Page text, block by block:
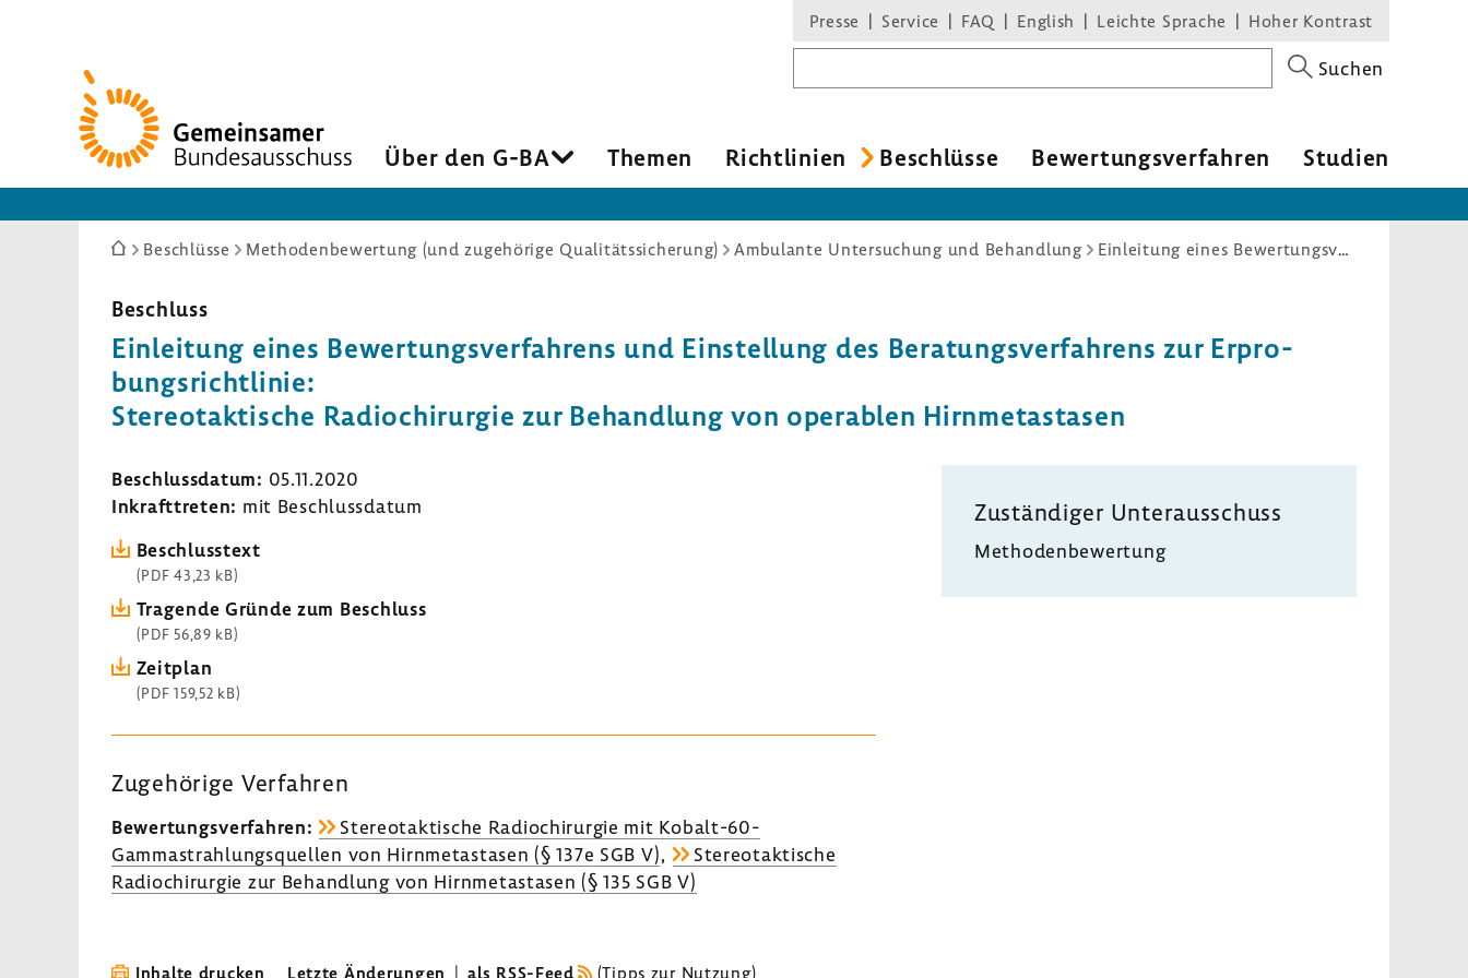
Zur
Startseite
Presse Service FAQ English Leichte Sprache Hoher Kontrast
Suchen
Über den G-BA Themen Richt­li­nien Beschlüsse Bewer­tungs­ver­fahren Studien
Sie
hier:
Beschlüsse Methodenbewertung (und zugehörige Qualitätssicherung) Ambulante Untersuchung und Behandlung Einleitung eines Bewertungsverfahrens und Einstellung des Beratungsverfahrens zur Erprobungsrichtlinie: Stereotaktische Radiochirurgie zur Behandlung von operablen Hirnmetastasen
Beschluss
Einlei­tung eines Bewer­tungs­ver­fah­rens und Einstel­lung des Bera­tungs­ver­fah­rens zur Erpro­
bungs­richt­linie:
Stereotak­ti­sche Radio­chir­urgie zur Behand­lung von opera­blen Hirn­me­ta­stasen
Beschluss­datum: 05.11.2020
Inkraft­treten: mit Beschluss­datum
Beschluss­text
(PDF 43,23 kB)
Tragende Gründe zum Beschluss
(PDF 56,89 kB)
Zeit­plan
(PDF 159,52 kB)
Zuge­hö­rige Verfahren
Bewer­tungs­ver­fahren:
Stereotak­ti­sche Radio­chir­urgie mit Kobalt-​60-
Gammastrahlungsquellen von Hirn­me­ta­stasen (§ 137e SGB V),
Stereotak­ti­sche
Radio­chir­urgie zur Behand­lung von Hirn­me­ta­stasen (§ 135 SGB V)
Zustän­diger Unter­aus­schuss
Metho­den­be­wer­tung
Inhalte drucken Letzte Änderungen | als RSS-Feed (Tipps zur Nutzung)